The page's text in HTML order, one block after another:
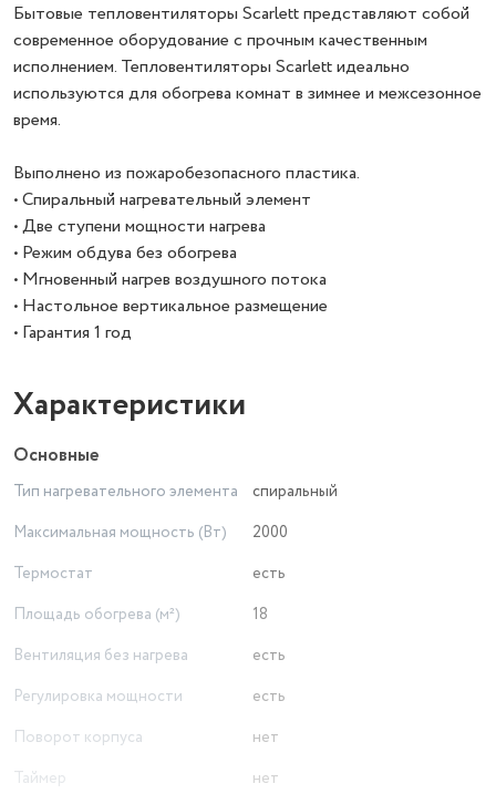
Бытовые тепловентиляторы Scarlett представляют собой
современное оборудование с прочным качественным
исполнением. Тепловентиляторы Scarlett идеально
используются для обогрева комнат в зимнее и межсезонное
время.
Выполнено из пожаробезопасного пластика.
• Спиральный нагревательный элемент
• Две ступени мощности нагрева
• Режим обдува без обогрева
• Мгновенный нагрев воздушного потока
• Настольное вертикальное размещение
• Гарантия 1 год
Характеристики
Основные
Тип нагревательного элемента
спиральный
Максимальная мощность (Вт)
2000
Термостат
есть
Площадь обогрева (м²)
18
Вентиляция без нагрева
есть
Регулировка мощности
есть
Поворот корпуса
нет
Таймер
нет